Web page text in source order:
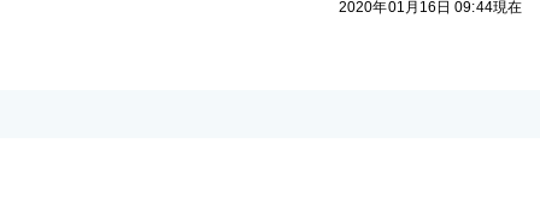
2020年01月16日 09:44現在